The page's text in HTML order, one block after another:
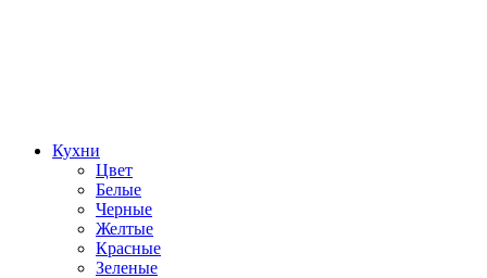
Кухни
Цвет
Белые
Черные
Желтые
Красные
Зеленые